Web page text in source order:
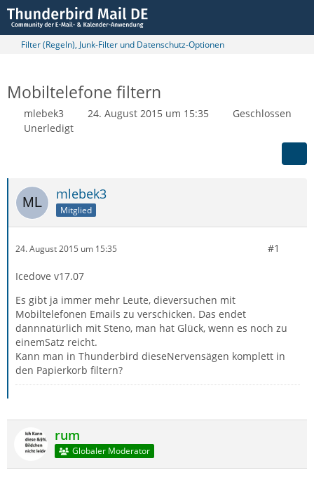
Filter (Regeln), Junk-Filter und Datenschutz-Optionen
Mobiltelefone filtern
mlebek3 24. August 2015 um 15:35
Geschlossen
Unerledigt
mlebek3
Mitglied
24. August 2015 um 15:35 #1
Icedove v17.07
Es gibt ja immer mehr Leute, dieversuchen mit
Mobiltelefonen Emails zu verschicken. Das endet
dannnatürlich mit Steno, man hat Glück, wenn es noch zu
einemSatz reicht.
Kann man in Thunderbird dieseNervensägen komplett in
den Papierkorb filtern?
rum
Globaler Moderator